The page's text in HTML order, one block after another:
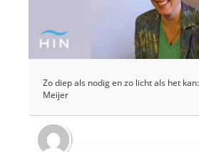
Zo diep als nodig en zo licht als het
Meijer